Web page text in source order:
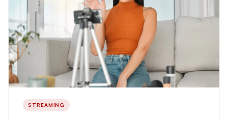
STREAMING